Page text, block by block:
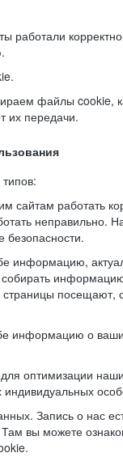
работали
файлы cookie,
их передачи.
работать
неправильно.
безопасности.
информацию,
страницы посещают,
информацию о
оптимизации
Запись о нас
вы можете